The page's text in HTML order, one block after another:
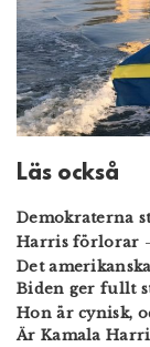
Läs också
Demokraterna
Harris förlorar -
Det
Biden ger fullt
Hon är cynisk,
Är Kamala